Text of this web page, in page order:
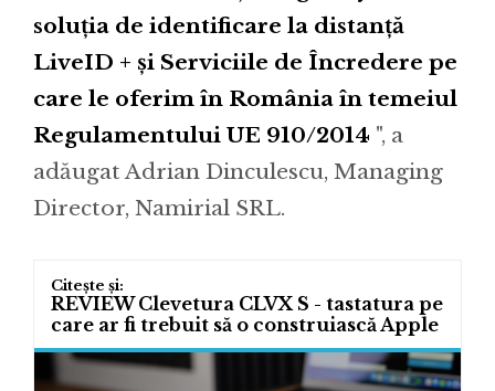
soluția de identificare la distanță
LiveID + și Serviciile de Încredere pe
care le oferim în România în temeiul
Regulamentului UE 910/2014 ", a
adăugat Adrian Dinculescu, Managing
Director, Namirial SRL.
REVIEW Clevetura CLVX S - tastatura pe
care ar fi trebuit să o construiască Apple